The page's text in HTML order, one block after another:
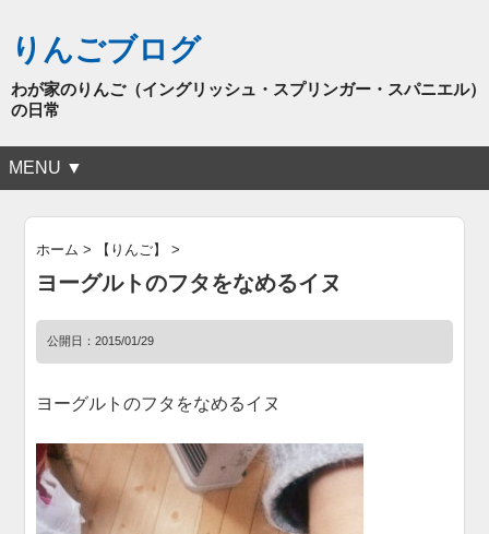
りんごブログ
わが家のりんご（イングリッシュ・スプリンガー・スパニエル）
の日常
MENU ▼
ホーム > 【りんご】 >
ヨーグルトのフタをなめるイヌ
公開日：2015/01/29
ヨーグルトのフタをなめるイヌ